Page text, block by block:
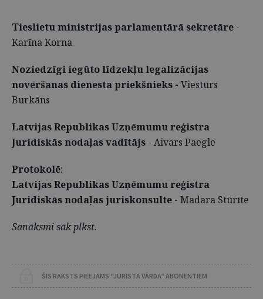
Tieslietu ministrijas parlamentārā sekretāre -
Karīna Korna
Noziedzīgi iegūto līdzekļu legalizācijas
novēršanas dienesta priekšnieks - Viesturs
Burkāns
Latvijas Republikas Uzņēmumu reģistra
Juridiskās nodaļas vadītājs - Aivars Paegle
Protokolē:
Latvijas Republikas Uzņēmumu reģistra
Juridiskās nodaļas juriskonsulte - Madara Stūrīte
Sanāksmi sāk plkst.
ŠIS RAKSTS PIEEJAMS “JURISTA VĀRDA” ABONENTIEM